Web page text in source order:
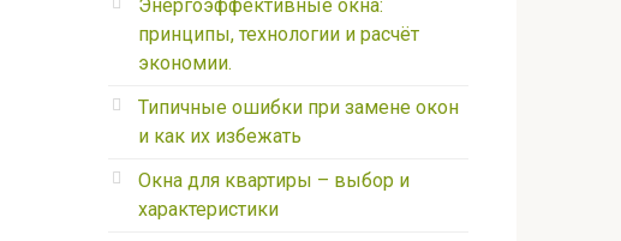
Энергоэффективные окна:
принципы, технологии и расчёт
экономии.
Типичные ошибки при замене окон
и как их избежать
Окна для квартиры – выбор и
характеристики